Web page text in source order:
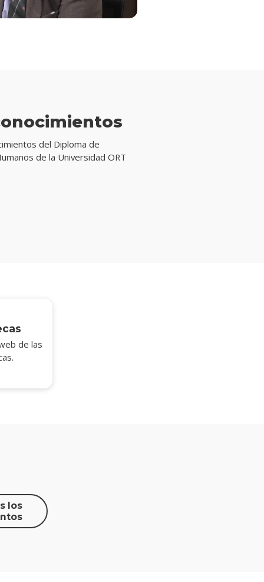
del Diploma de
de la Universidad ORT
de las
los